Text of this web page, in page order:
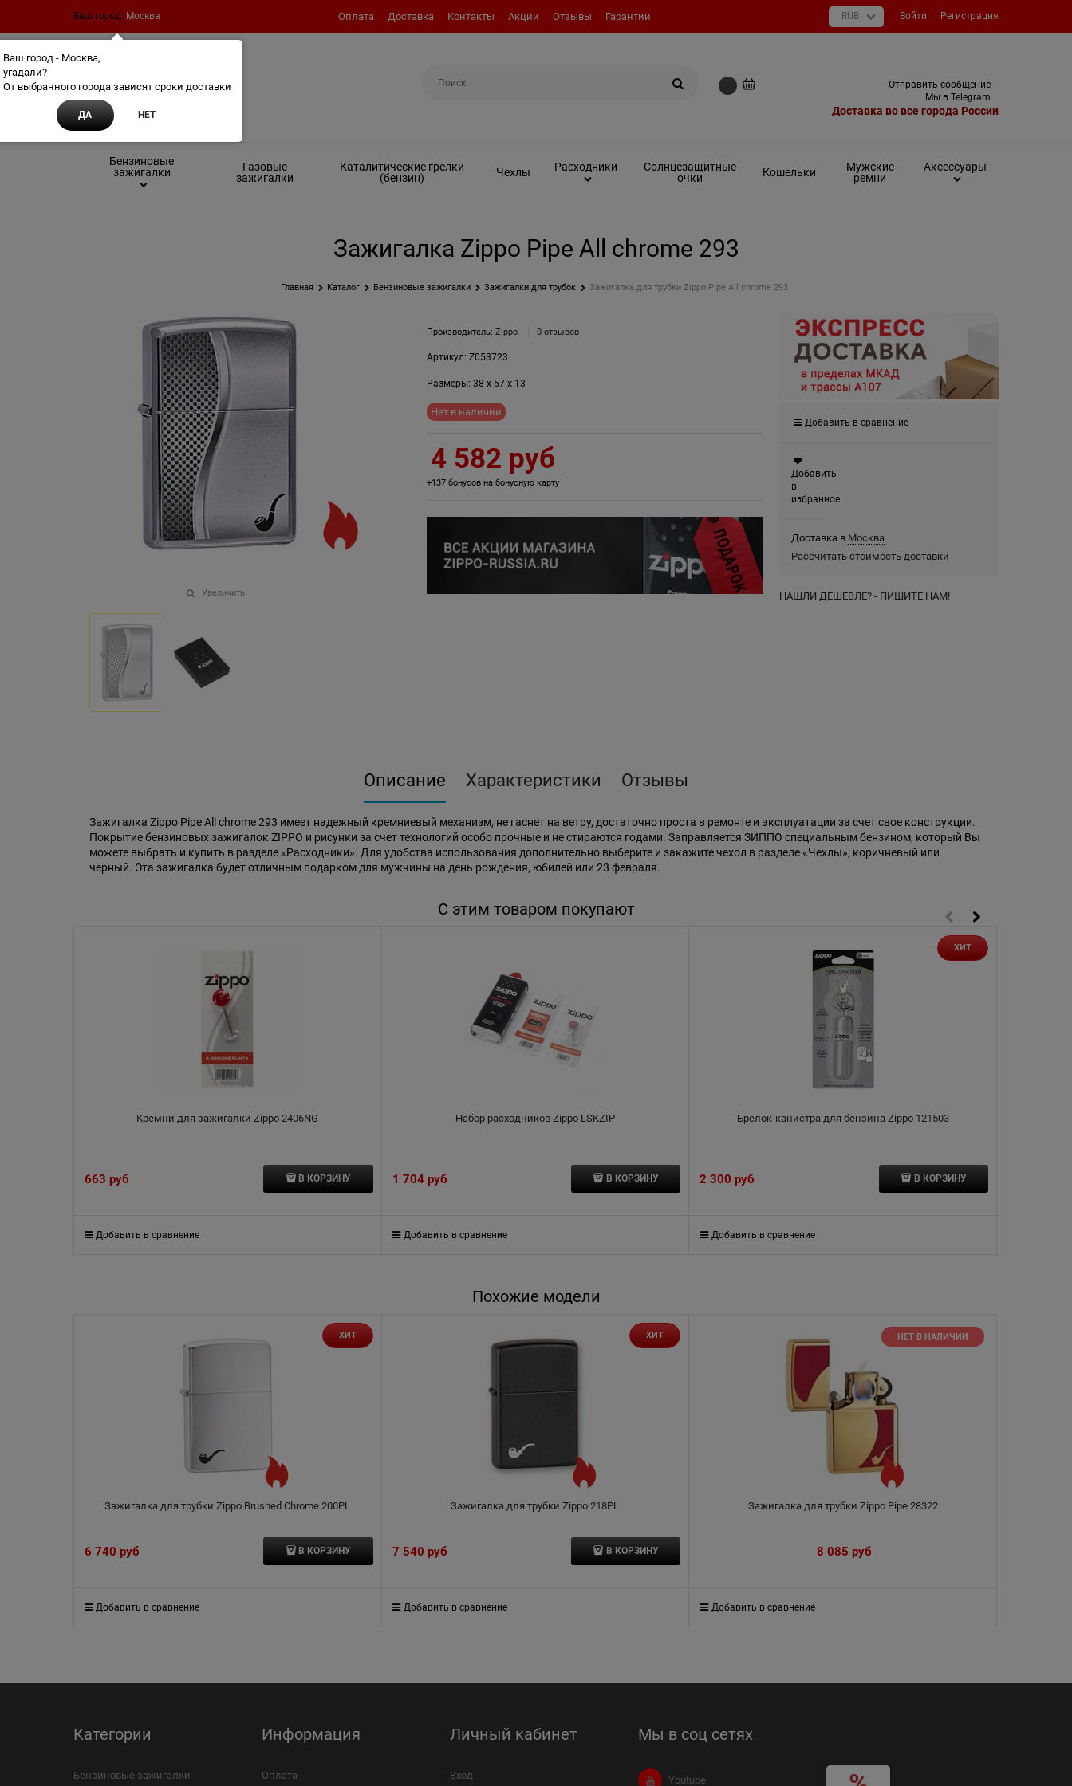
Ваш город: Москва Оплата Доставка Контакты Акции Отзывы Гарантии Войти Регистрация
Отправить сообщение
Мы в Telegram
Доставка во все города России
Бензиновые
зажигалки
Газовые
зажигалки
Каталитические грелки
(бензин)
Чехлы Расходники
Солнцезащитные
очки
Кошельки
Мужские
ремни
Аксессуары
Зажигалка Zippo Pipe All chrome 293
Главная Каталог Бензиновые зажигалки Зажигалки для трубок Зажигалка для трубки Zippo Pipe All chrome 293
Увеличить
Производитель: Zippo 0 отзывов
Артикул: Z053723
Размеры: 38 x 57x 13
Нет в наличии
4 582 руб
+137 бонусов на бонусную карту
Добавить в сравнение
Добавить
в
избранное
Доставка в Москва
Рассчитать стоимость доставки
НАШЛИ ДЕШЕВЛЕ? - ПИШИТЕ НАМ!
Описание Характеристики Отзывы
Зажигалка Zippo Pipe All chrome 293 имеет надежный кремниевый механизм, не гаснет на ветру, достаточно проста в ремонте и эксплуатации за счет свое конструкции.
Покрытие бензиновых зажигалок ZIPPO и рисунки за счет технологий особо прочные и не стираются годами. Заправляется ЗИППО специальным бензином, который Вы
можете выбрать и купить в разделе «Расходники». Для удобства использования дополнительно выберите и закажите чехол в разделе «Чехлы», коричневый или
черный. Эта зажигалка будет отличным подарком для мужчины на день рождения, юбилей или 23 февраля.
С этим товаром покупают
Кремни для зажигалки Zippo 2406NG
663 руб В КОРЗИНУ
Добавить в сравнение
Набор расходников Zippo LSKZIP
1 704 руб В КОРЗИНУ
Добавить в сравнение
Брелок-канистра для бензина Zippo 121503
ХИТ
2 300 руб В КОРЗИНУ
Добавить в сравнение
Похожие модели
Зажигалка для трубки Zippo Brushed Chrome 200PL
ХИТ
6 740 руб В КОРЗИНУ
Добавить в сравнение
Зажигалка для трубки Zippo 218PL
ХИТ
7 540 руб В КОРЗИНУ
Добавить в сравнение
Зажигалка для трубки Zippo Pipe 28322
НЕТ В НАЛИЧИИ
8 085 руб
Добавить в сравнение
Категории
Бензиновые зажигалки
Информация
Оплата
Личный кабинет
Вход
Мы в соц сетях
Youtube
Ваш город - Москва,
угадали?
От выбранного города зависят сроки доставки
ДА НЕТ